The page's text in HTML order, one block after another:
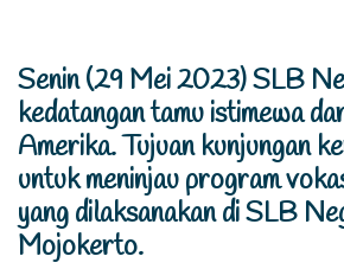
Senin (29 Mei 2023) SLB
kedatangan tamu istimewa
Amerika. Tujuan kunjungan
untuk meninjau program
yang dilaksanakan di SLB
Mojokerto.